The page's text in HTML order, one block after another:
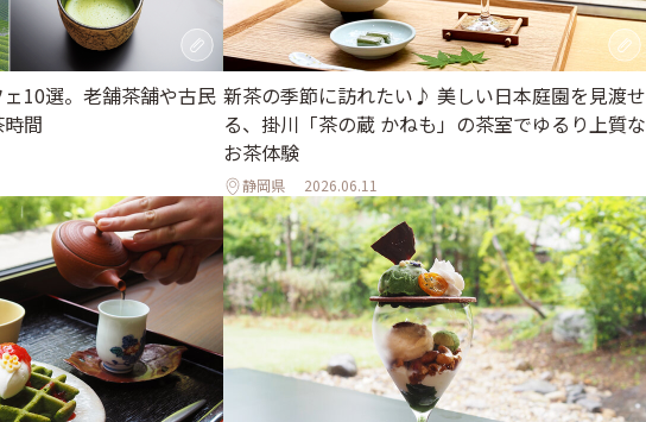
10選。老舗茶舗や古民
間
新茶の季節に訪れたい♪ 美しい日本庭園を見渡せ
る、掛川「茶の蔵 かねも」の茶室でゆるり上質な
お茶体験
静岡県 2026.06.11